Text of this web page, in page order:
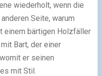
wiederholt, wenn die
Seite, warum
einem bärtigen Holzfäller
Bart, der einer
er seinen
mit Stil.